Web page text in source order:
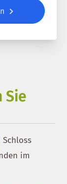
Sie
Schloss
im